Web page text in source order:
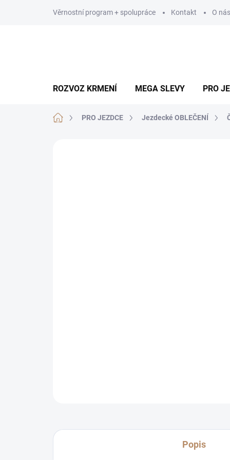
Věrnostní program + spolupráce Kontakt O nás
ROZVOZ KRMENÍ MEGA SLEVY PRO
Domů PRO JEZDCE Jezdecké OBLEČENÍ
Popis